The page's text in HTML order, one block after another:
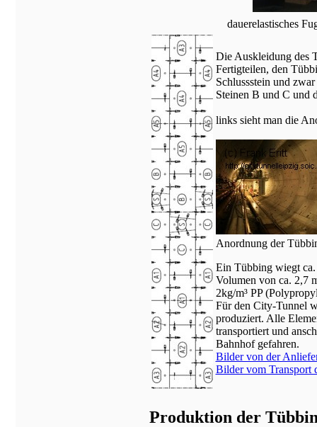
dauerelastisches
Die Auskleidung des
Fertigteilen, den
Schlussstein und
Steinen B und C und
links sieht man die
Anordnung der
Ein Tübbing wiegt
Volumen von ca. 2,7
2kg/m³ PP
Für den City-Tunnel
produziert. Alle
transportiert und
Bahnhof gefahren.
Bilder von der
Bilder vom Transport
Produktion der